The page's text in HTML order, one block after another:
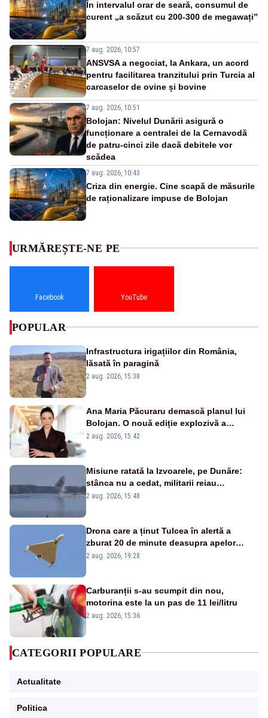
În intervalul orar de seară, consumul de
curent „a scăzut cu 200-300 de megawați”
7 aug. 2026, 10:57
ANSVSA a negociat, la Ankara, un acord
pentru facilitarea tranzitului prin Turcia al
carcaselor de ovine și bovine
7 aug. 2026, 10:51
Bolojan: Nivelul Dunării asigură o
funcționare a centralei de la Cernavodă
de patru-cinci zile dacă debitele vor
scădea
7 aug. 2026, 10:43
Criza din energie. Cine scapă de măsurile
de raționalizare impuse de Bolojan
URMĂREȘTE-NE PE
Facebook YouTube
POPULAR
Infrastructura irigațiilor din România,
lăsată în paragină
2 aug. 2026, 15:38
Ana Maria Păcuraru demască planul lui
Bolojan. O nouă ediție explozivă a
emisiunii „Miza Zilei” la Realitatea PLUS
2 aug. 2026, 15:42
Misiune ratată la Izvoarele, pe Dunăre:
stânca nu a cedat, militarii reiau
detonările luni – VIDEO
2 aug. 2026, 15:48
Drona care a ținut Tulcea în alertă a
zburat 20 de minute deasupra apelor
României. Au fost ridicate două F-16
2 aug. 2026, 19:28
Carburanții s-au scumpit din nou,
motorina este la un pas de 11 lei/litru
2 aug. 2026, 15:36
CATEGORII POPULARE
Actualitate
Politica